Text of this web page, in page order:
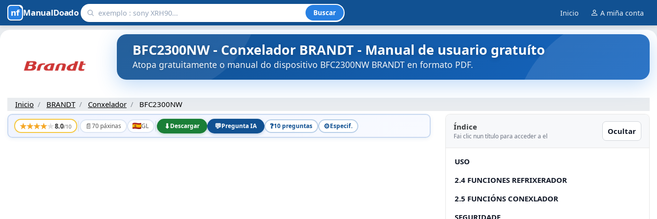
ManualDoado Buscar Inicio A miña conta
BFC2300NW - Conxelador BRANDT - Manual de usuario gratuíto
Atopa gratuitamente o manual do dispositivo BFC2300NW BRANDT en formato PDF.
Inicio BRANDT Conxelador BFC2300NW
★★★★★8.0/10 📄70 páxinas GL ⬇Descargar 💬Pregunta IA ❓10 preguntas ⚙️Especif. Índice
Fai clic nun título para acceder a el
Ocultar
USO
2.4 FUNCIONES REFRIXERADOR
2.5 FUNCIÓNS CONEXLADOR